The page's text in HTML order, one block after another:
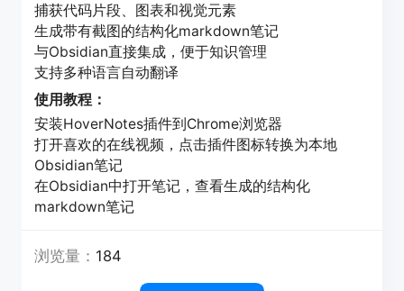
捕获代码片段、图表和视觉元素
生成带有截图的结构化markdown笔记
与Obsidian直接集成，便于知识管理
支持多种语言自动翻译
使用教程：
安装HoverNotes插件到Chrome浏览器
打开喜欢的在线视频，点击插件图标转换为本地
Obsidian笔记
在Obsidian中打开笔记，查看生成的结构化
markdown笔记
浏览量： 184